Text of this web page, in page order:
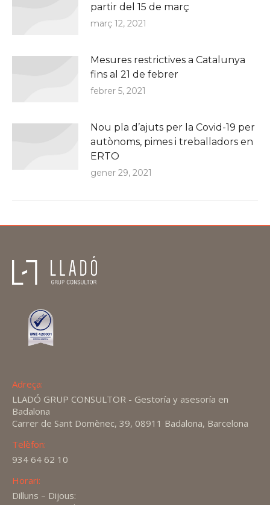
partir del 15 de març
març 12, 2021
Mesures restrictives a Catalunya
fins al 21 de febrer
febrer 5, 2021
Nou pla d’ajuts per la Covid-19 per
autònoms, pimes i treballadors en
ERTO
gener 29, 2021
Adreça:
LLADÓ GRUP CONSULTOR - Gestoría y asesoría en
Badalona
Carrer de Sant Domènec, 39, 08911 Badalona, Barcelona
Telèfon:
934 64 62 10
Horari:
Dilluns – Dijous: